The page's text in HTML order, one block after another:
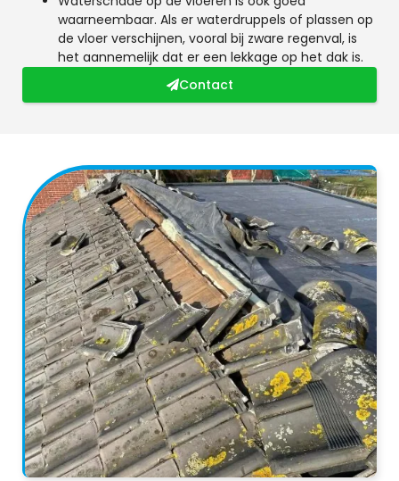
waarneembaar. Als er waterdruppels of plassen op
de vloer verschijnen, vooral bij zware regenval, is
het aannemelijk dat er een lekkage op het dak is.
Contact